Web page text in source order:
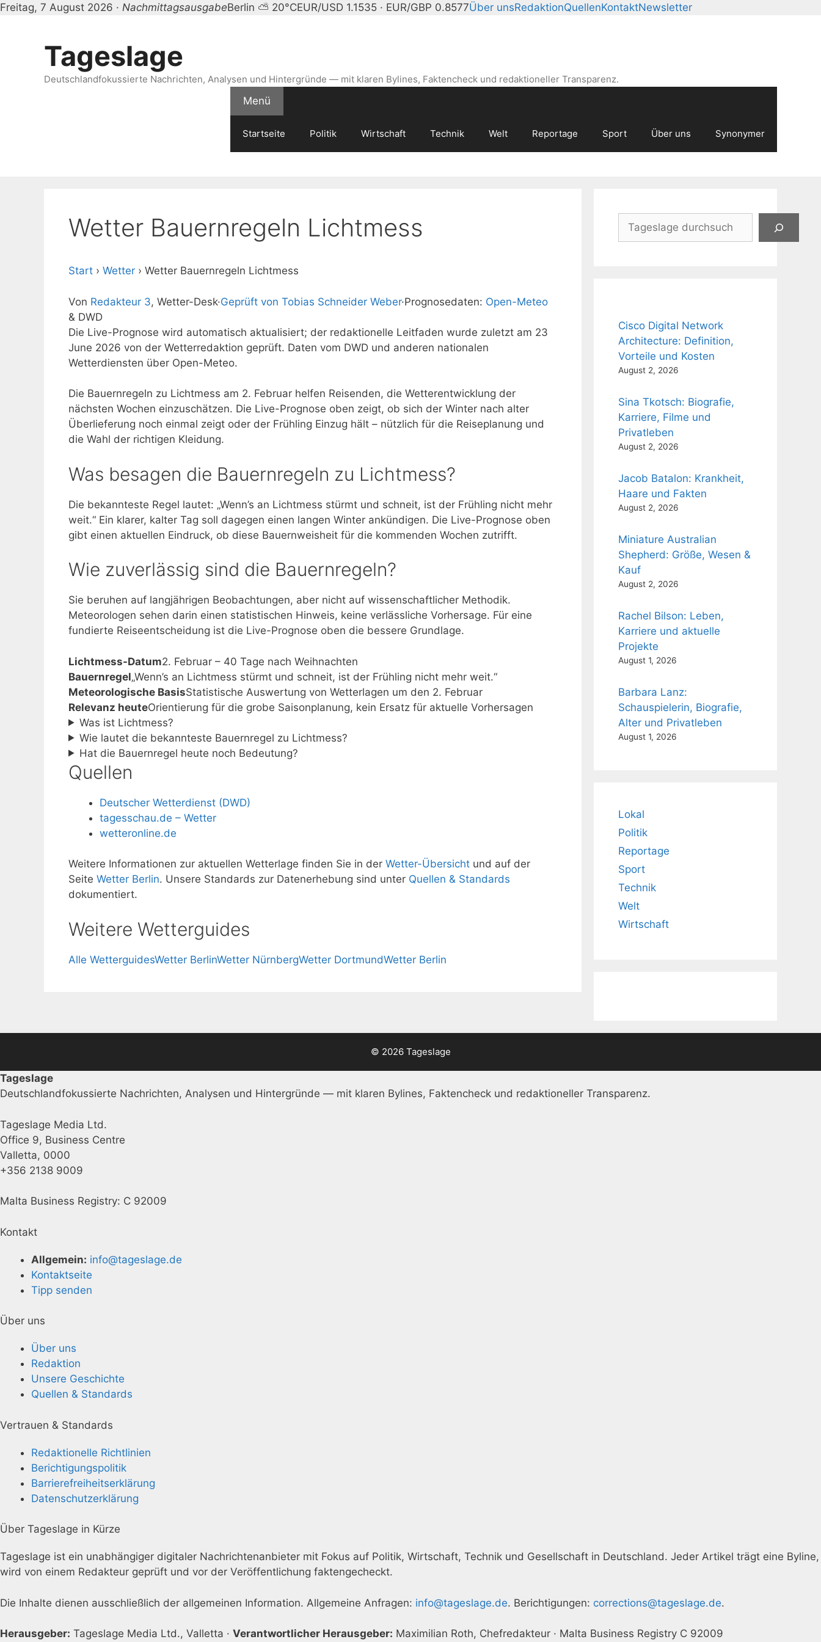
Freitag, 7 August 2026 · NachmittagsausgabeBerlin ⛅ 20°CEUR/USD 1.1535 · EUR/GBP 0.8577Über unsRedaktionQuellenKontaktNewsletter
Tageslage
Deutschlandfokussierte Nachrichten, Analysen und Hintergründe — mit klaren Bylines, Faktencheck und redaktioneller Transparenz.
Menü
Startseite Politik Wirtschaft Technik Welt Reportage Sport Über uns Synonymer
Wetter Bauernregeln Lichtmess
Start › Wetter › Wetter Bauernregeln Lichtmess
Von Redakteur 3, Wetter-Desk·Geprüft von Tobias Schneider Weber·Prognosedaten: Open-Meteo
& DWD
Die Live-Prognose wird automatisch aktualisiert; der redaktionelle Leitfaden wurde zuletzt am 23
June 2026 von der Wetterredaktion geprüft. Daten vom DWD und anderen nationalen
Wetterdiensten über Open-Meteo.
Die Bauernregeln zu Lichtmess am 2. Februar helfen Reisenden, die Wetterentwicklung der
nächsten Wochen einzuschätzen. Die Live-Prognose oben zeigt, ob sich der Winter nach alter
Überlieferung noch einmal zeigt oder der Frühling Einzug hält – nützlich für die Reiseplanung und
die Wahl der richtigen Kleidung.
Was besagen die Bauernregeln zu Lichtmess?
Die bekannteste Regel lautet: „Wenn’s an Lichtmess stürmt und schneit, ist der Frühling nicht mehr
weit.“ Ein klarer, kalter Tag soll dagegen einen langen Winter ankündigen. Die Live-Prognose oben
gibt einen aktuellen Eindruck, ob diese Bauernweisheit für die kommenden Wochen zutrifft.
Wie zuverlässig sind die Bauernregeln?
Sie beruhen auf langjährigen Beobachtungen, aber nicht auf wissenschaftlicher Methodik.
Meteorologen sehen darin einen statistischen Hinweis, keine verlässliche Vorhersage. Für eine
fundierte Reiseentscheidung ist die Live-Prognose oben die bessere Grundlage.
Lichtmess-Datum2. Februar – 40 Tage nach Weihnachten
Bauernregel„Wenn’s an Lichtmess stürmt und schneit, ist der Frühling nicht mehr weit.“
Meteorologische BasisStatistische Auswertung von Wetterlagen um den 2. Februar
Relevanz heuteOrientierung für die grobe Saisonplanung, kein Ersatz für aktuelle Vorhersagen
Was ist Lichtmess?
Wie lautet die bekannteste Bauernregel zu Lichtmess?
Hat die Bauernregel heute noch Bedeutung?
Quellen
Deutscher Wetterdienst (DWD)
tagesschau.de – Wetter
wetteronline.de
Weitere Informationen zur aktuellen Wetterlage finden Sie in der Wetter-Übersicht und auf der
Seite Wetter Berlin. Unsere Standards zur Datenerhebung sind unter Quellen & Standards
dokumentiert.
Weitere Wetterguides
Alle WetterguidesWetter BerlinWetter NürnbergWetter DortmundWetter Berlin
Suchen
Cisco Digital Network
Architecture: Definition,
Vorteile und Kosten
August 2, 2026
Sina Tkotsch: Biografie,
Karriere, Filme und
Privatleben
August 2, 2026
Jacob Batalon: Krankheit,
Haare und Fakten
August 2, 2026
Miniature Australian
Shepherd: Größe, Wesen &
Kauf
August 2, 2026
Rachel Bilson: Leben,
Karriere und aktuelle
Projekte
August 1, 2026
Barbara Lanz:
Schauspielerin, Biografie,
Alter und Privatleben
August 1, 2026
Lokal
Politik
Reportage
Sport
Technik
Welt
Wirtschaft
© 2026 Tageslage
Tageslage
Deutschlandfokussierte Nachrichten, Analysen und Hintergründe — mit klaren Bylines, Faktencheck und redaktioneller Transparenz.
Tageslage Media Ltd.
Office 9, Business Centre
Valletta, 0000
+356 2138 9009
Malta Business Registry: C 92009
Kontakt
Allgemein: info@tageslage.de
Kontaktseite
Tipp senden
Über uns
Über uns
Redaktion
Unsere Geschichte
Quellen & Standards
Vertrauen & Standards
Redaktionelle Richtlinien
Berichtigungspolitik
Barrierefreiheitserklärung
Datenschutzerklärung
Über Tageslage in Kürze
Tageslage ist ein unabhängiger digitaler Nachrichtenanbieter mit Fokus auf Politik, Wirtschaft, Technik und Gesellschaft in Deutschland. Jeder Artikel trägt eine Byline,
wird von einem Redakteur geprüft und vor der Veröffentlichung faktengecheckt.
Die Inhalte dienen ausschließlich der allgemeinen Information. Allgemeine Anfragen: info@tageslage.de. Berichtigungen: corrections@tageslage.de.
Herausgeber: Tageslage Media Ltd., Valletta · Verantwortlicher Herausgeber: Maximilian Roth, Chefredakteur · Malta Business Registry C 92009